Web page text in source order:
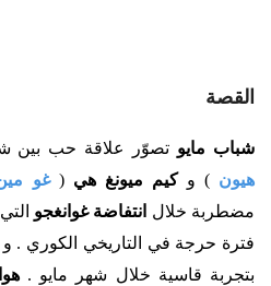
القصة
شباب مايو تصوّر علاقة حب بين
هيون ) وكيم ميونغ هي (غو
مضطربة خلال انتفاضة غوانغجو
فترة حرجة في التاريخي الكوري . و
بتجربة قاسية خلال شهر مايو .